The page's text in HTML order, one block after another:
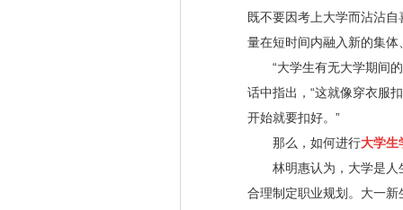
既不要因考上大学而沾沾
量在短时间内融入新的集
“大学生有无大学期间的
话中指出，“这就像穿衣服
开始就要扣好。”
那么，如何进行大学生
林明惠认为，大学是人生
合理制定职业规划。大一